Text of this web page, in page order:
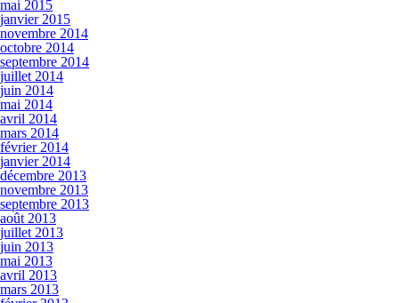
mai 2015
janvier 2015
novembre 2014
octobre 2014
septembre 2014
juillet 2014
juin 2014
mai 2014
avril 2014
mars 2014
février 2014
janvier 2014
décembre 2013
novembre 2013
septembre 2013
août 2013
juillet 2013
juin 2013
mai 2013
avril 2013
mars 2013